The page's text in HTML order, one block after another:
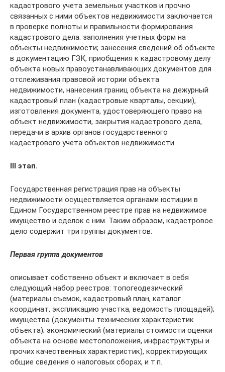
кадастрового учета земельных участков и прочно
связанных с ними объектов недвижимости заключается
в проверке полноты и правильности формирования
кадастрового дела: заполнения учетных форм на
объекты недвижимости; занесения сведений об объекте
в документацию ГЗК, приобщения к кадастровому делу
объекта новых правоустанавливающих документов для
отслеживания правовой истории объекта
недвижимости, нанесения границ объекта на дежурный
кадастровый план (кадастровые кварталы, секции),
изготовления документа, удостоверяющего право на
объект недвижимости, закрытия кадастрового дела,
передачи в архив органов государственного
кадастрового учета объектов недвижимости.
III этап.
Государственная регистрация прав на объекты
недвижимости осуществляется органами юстиции в
Едином Государственном реестре прав на недвижимое
имущество и сделок с ним. Таким образом, кадастровое
дело содержит три группы документов:
Первая группа документов
описывает собственно объект и включает в себя
следующий набор реестров: топогеодезический
(материалы съемок, кадастровый план, каталог
координат, экспликацию участка, ведомость площадей);
имущества (документы технических характеристик
объекта); экономический (материалы стоимости оценки
объекта на основе местоположения, инфраструктуры и
прочих качественных характеристик), корректирующих
общие сведения о налоговых сборах, и т.п.